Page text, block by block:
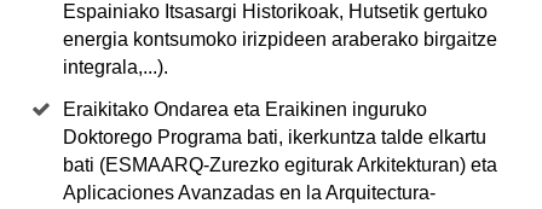
Espainiako Itsasargi Historikoak, Hutsetik gertuko
energia kontsumoko irizpideen araberako birgaitze
integrala,...).
Eraikitako Ondarea eta Eraikinen inguruko
Doktorego Programa bati, ikerkuntza talde elkartu
bati (ESMAARQ-Zurezko egiturak Arkitekturan) eta
Aplicaciones Avanzadas en la Arquitectura-